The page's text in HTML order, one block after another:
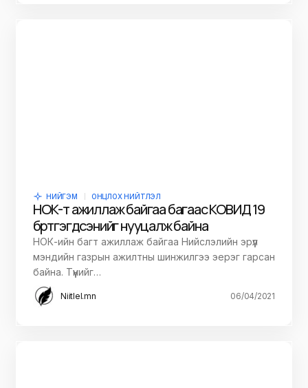
НИЙГЭМ ОНЦЛОХ НИЙТЛЭЛ
НОК-т ажиллаж байгаа багаас КОВИД 19
бүртгэгдсэнийг нууцалж байна
НОК-ийн багт ажиллаж байгаа Нийслэлийн эрүүл
мэндийн газрын ажилтны шинжилгээ эерэг гарсан
байна. Түүнийг…
Niitlel.mn 06/04/2021